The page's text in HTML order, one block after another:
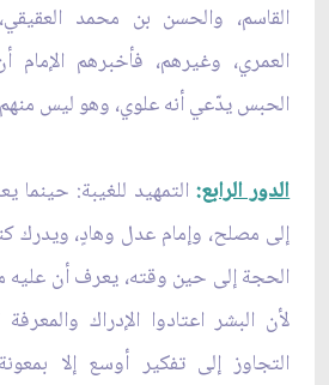
القاسم، والحسن بن محمد
العمري، وغيرهم، فأخبرهم
الحبس يدّعي أنه علوي، وهو ليس
الدور الرابع:التمهيد للغيبة: حينما
إلى مصلح، وإمام عدل وهادٍ، ويدرك كنه
الحجة إلى حين وقته، يعرف أن عليه
لأن البشر اعتادوا الإدراك
التجاوز إلى تفكير أوسع إلا